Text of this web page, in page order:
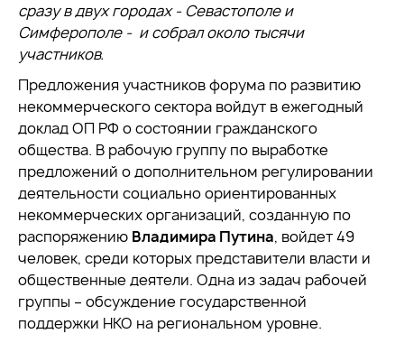
сразу в двух городах - Севастополе и
Симферополе - и собрал около тысячи
участников.
Предложения участников форума по развитию
некоммерческого сектора войдут в ежегодный
доклад ОП РФ о состоянии гражданского
общества. В рабочую группу по выработке
предложений о дополнительном регулировании
деятельности социально ориентированных
некоммерческих организаций, созданную по
распоряжению Владимира Путина, войдет 49
человек, среди которых представители власти и
общественные деятели. Одна из задач рабочей
группы – обсуждение государственной
поддержки НКО на региональном уровне.